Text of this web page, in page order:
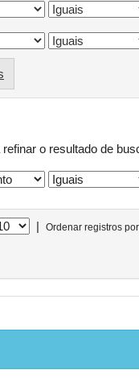
o resultado de
| Ordenar registros por